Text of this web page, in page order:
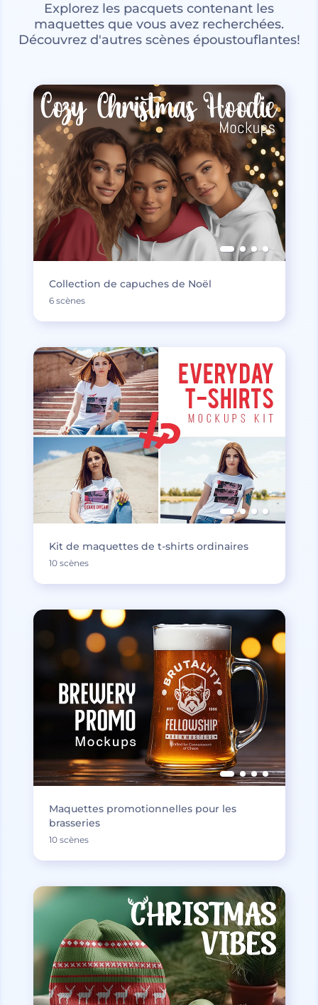
Explorez les pacquets contenant les
maquettes que vous avez recherchées.
Découvrez d'autres scènes époustouflantes!
Collection de capuches de Noël
6 scènes
Kit de maquettes de t-shirts ordinaires
10 scènes
Maquettes promotionnelles pour les
brasseries
10 scènes